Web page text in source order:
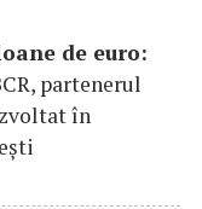
de euro:
partenerul
în